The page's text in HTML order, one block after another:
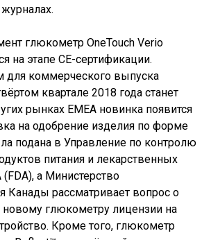
глюкометр OneTouch Verio
на этапе СЕ-сертификации.
коммерческого выпуска
квартале 2018 года станет
рынках ЕМЕА новинка появится
на одобрение изделия по форме
подана в Управление по контролю
питания и лекарственных
а Министерство
Канады рассматривает вопрос о
новому глюкометру лицензии на
Кроме того, глюкометр